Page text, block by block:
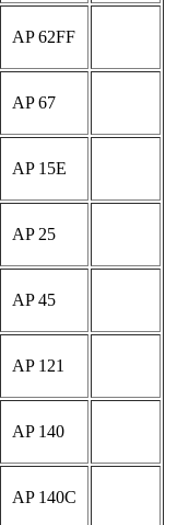
AP 62FF
AP 67
AP 15E
AP 25
AP 45
AP 121
AP 140
AP 140C